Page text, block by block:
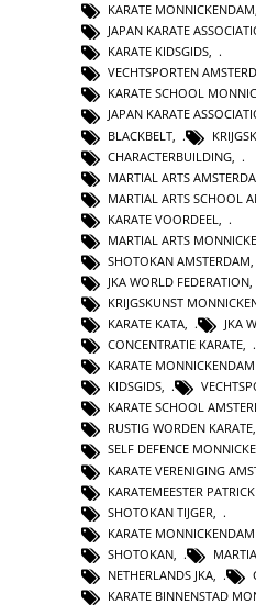
KARATE MONNICKENDAM,
JAPAN KARATE
KARATE KIDSGIDS,
VECHTSPORTEN
KARATE SCHOOL
JAPAN KARATE
BLACKBELT
CHARACTERBUILDING
MARTIAL ARTS
MARTIAL ARTS SCHOOL
KARATE VOORDEEL
MARTIAL ARTS
SHOTOKAN AMSTERDAM
JKA WORLD FEDERATION
KRIJGSKUNST
KARATE KATA, JKA
CONCENTRATIE KARATE,
KARATE
KIDSGIDS,
KARATE SCHOOL
RUSTIG WORDEN KARATE,
SELF DEFENCE
KARATE VERENIGING
KARATEMEESTER
SHOTOKAN TIJGER
KARATE
SHOTOKAN
NETHERLANDS JKA
KARATE BINNENSTAD